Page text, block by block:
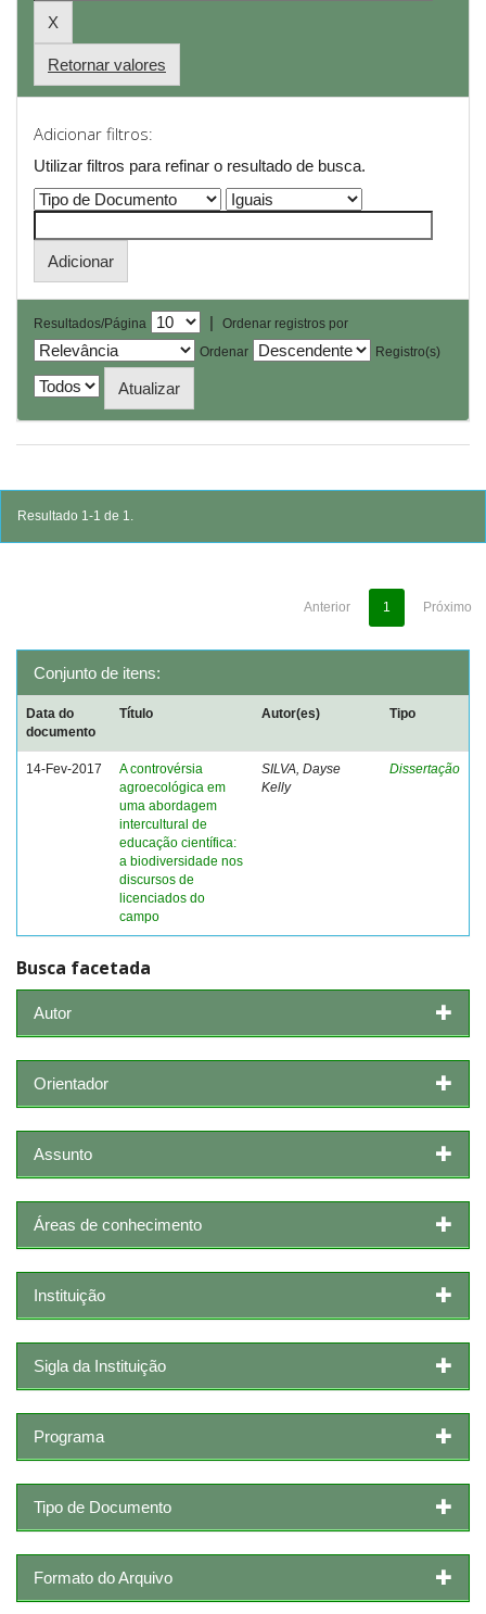
Retornar valores
Adicionar filtros:
Utilizar filtros para refinar o resultado de busca.
Resultados/Página |
Ordenar registros por
Ordenar
Registro(s)
Resultado 1-1 de 1.
Anterior 1 Próximo
Conjunto de itens:
Data do
documento
Título Autor(es) Tipo
14-Fev-2017
A controvérsia
agroecológica em
uma abordagem
intercultural de
educação científica:
a biodiversidade nos
discursos de
licenciados do
campo
SILVA, Dayse
Kelly
Dissertação
Busca facetada
Autor
Orientador
Assunto
Áreas de conhecimento
Instituição
Sigla da Instituição
Programa
Tipo de Documento
Formato do Arquivo